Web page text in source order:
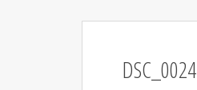
DSC_0024